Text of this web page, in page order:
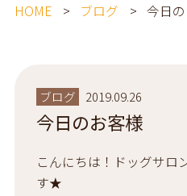
HOME ブログ 今日
ブログ 2019.09.26
今日のお客様
こんにちは！ドッグサロ
す★